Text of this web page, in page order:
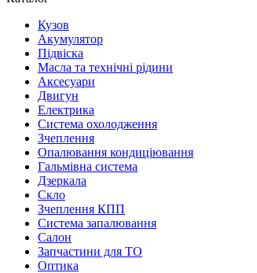
Кузов
Акумулятор
Підвіска
Масла та технічні рідини
Аксесуари
Двигун
Електрика
Система охолодження
Зчеплення
Опалювання кондиціювання
Гальмівна система
Дзеркала
Скло
Зчеплення КПП
Система запалювання
Салон
Запчастини для ТО
Оптика